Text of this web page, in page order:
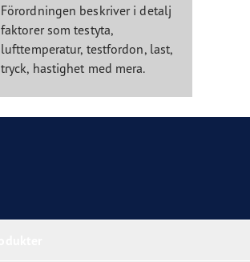
Förordningen beskriver i detalj
faktorer som testyta,
lufttemperatur, testfordon, last,
tryck, hastighet med mera.